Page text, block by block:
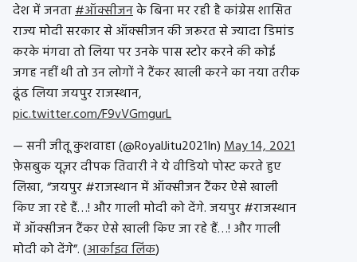
देश में जनता#ऑक्सीजनके बिना मर रही है कांग्रेस शासित
राज्य मोदी सरकार से ऑक्सीजन की जरूरत से ज्यादा डिमांड
करके मंगवा तो लिया पर उनके पास स्टोर करने की कोई
जगह नहीं थी तो उन लोगों ने टैंकर खाली करने का नया तरीक
ढूंढ लिया जयपुर राजस्थान,
pic.twitter.com/F9vVGmgurL
— सनी जीतू कुशवाहा (@RoyalJitu2021In)May 14, 2021
फ़ेसबुक यूज़र दीपक तिवारी ने ये वीडियो पोस्ट करते हुए
लिखा, “जयपुर #राजस्थान में ऑक्सीजन टैंकर ऐसे खाली
किए जा रहे हैं…! और गाली मोदी को देंगे. जयपुर #राजस्थान
में ऑक्सीजन टैंकर ऐसे खाली किए जा रहे हैं…! और गाली
मोदी को देंगे”. (आर्काइव लिंक)